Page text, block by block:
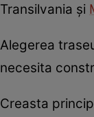
Transilvania și
Alegerea
necesita
Creasta